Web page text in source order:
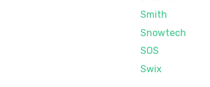
Smith
Snowtech
SOS
Swix